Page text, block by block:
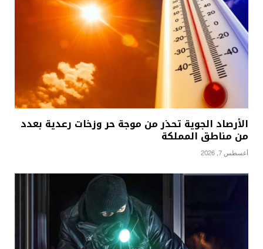
الأرصاد الجوية تحذر من موجة حر وزخات رعدية بعدد
من مناطق المملكة
أغسطس 7, 2026